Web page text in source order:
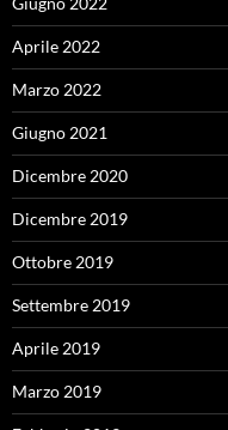
Aprile 2022
Marzo 2022
Giugno 2021
Dicembre 2020
Dicembre 2019
Ottobre 2019
Settembre 2019
Aprile 2019
Marzo 2019